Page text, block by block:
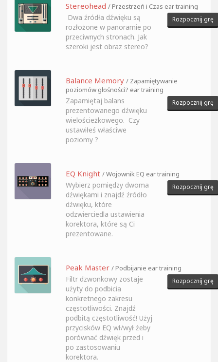
Stereohead / Przestrzeń i Czas ear training
Dwa źródła dźwięku są
rozłożone w panoramie po
przeciwnych stronach. Jak
szeroki jest obraz stereo?
Rozpocznij grę
Balance Memory / Zapamiętywanie
poziomów głośności? ear training
Zapamiętaj balans
prezentowanego dźwięku
wielościeżkowego. Czy
ustawiłeś właściwe
poziomy ?
Rozpocznij grę
EQ Knight / Wojownik EQ ear training
Wybierz pomiędzy dwoma
dźwiękami i znajdź źródło
dźwięku, które
odzwierciedla ustawienia
korektora, które są Ci
prezentowane.
Rozpocznij grę
Peak Master / Podbijanie ear training
Filtr dzwonkowy zostaje
użyty do podbicia
konkretnego zakresu
częstotliwości. Znajdź
podbitą częstotliwość! Użyj
przycisków EQ wł/wył żeby
porównać dźwięk przed i
po zastosowaniu
korektora.
Rozpocznij grę